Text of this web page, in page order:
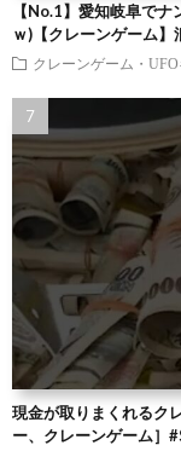
【No.1】愛知岐阜で
ｗ)【クレーンゲーム】
クレーンゲーム・
現金が取りまくれるク
ー、クレーンゲーム］